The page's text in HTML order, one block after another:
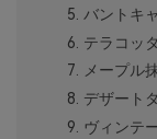
バントキ
テラコッ
メープル
デザート
ヴィンテ